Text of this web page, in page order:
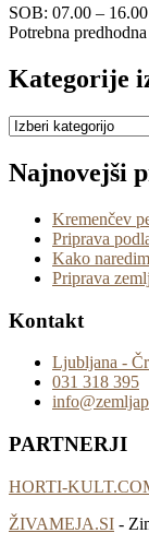
SOB: 07.00 – 16.00
Potrebna
Kategorije
Najnovejši
Kremenčev
Priprava
Kako
Priprava
Kontakt
Ljubljana -
031 318 395
PARTNERJI
HORTI-
ŽIVAMEJA.SI -